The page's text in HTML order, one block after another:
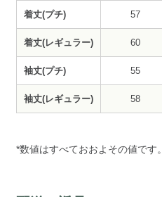
着丈(プチ) 57
着丈(レギュラー) 60
袖丈(プチ) 55
袖丈(レギュラー) 58
*数値はすべておおよその値です。